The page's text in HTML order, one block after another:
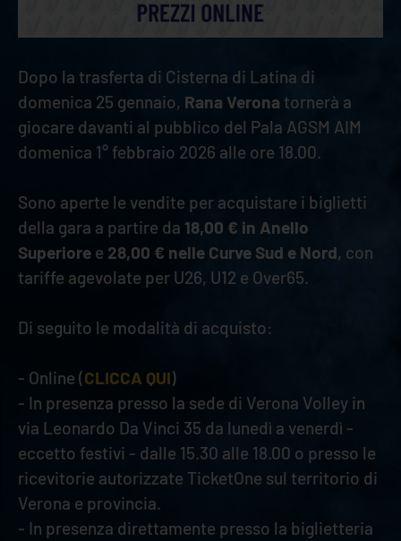
Dopo la trasferta di Cisterna di Latina di
domenica 25 gennaio, Rana Verona tornerà a
giocare davanti al pubblico del Pala AGSM AIM
domenica 1° febbraio 2026 alle ore 18.00.
Sono aperte le vendite per acquistare i biglietti
della gara a partire da 18,00 € in Anello
Superiore e 28,00 € nelle Curve Sud e Nord, con
tariffe agevolate per U26, U12 e Over65.
Di seguito le modalità di acquisto:
- Online (CLICCA QUI)
- In presenza presso la sede di Verona Volley in
via Leonardo Da Vinci 35 da lunedì a venerdì -
eccetto festivi - dalle 15.30 alle 18.00 o presso le
ricevitorie autorizzate TicketOne sul territorio di
Verona e provincia.
- In presenza direttamente presso la biglietteria